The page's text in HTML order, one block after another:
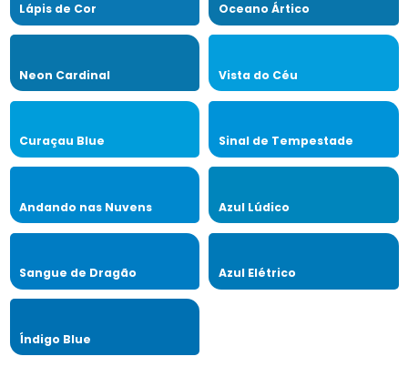
Lápis de Cor Oceano Ártico
Neon Cardinal Vista do Céu
Curaçau Blue Sinal de Tempestade
Andando nas Nuvens Azul Lúdico
Sangue de Dragão Azul Elétrico
Índigo Blue